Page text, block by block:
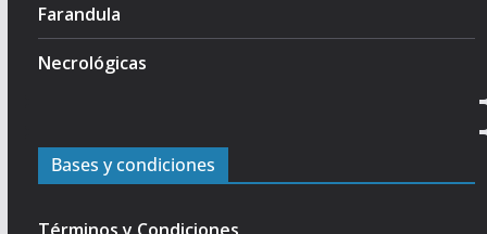
Farandula
Necrológicas
Bases y condiciones